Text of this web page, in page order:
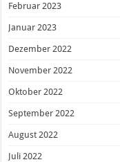
Februar 2023
Januar 2023
Dezember 2022
November 2022
Oktober 2022
September 2022
August 2022
Juli 2022